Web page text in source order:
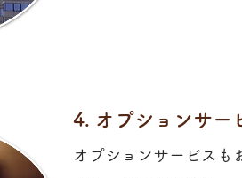
​4. オプションサー
オプションサービスも